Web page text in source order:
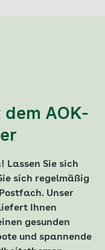
AOK-
Lassen Sie sich
sich regelmäßig
Unser
Ihnen
gesunden
und spannende